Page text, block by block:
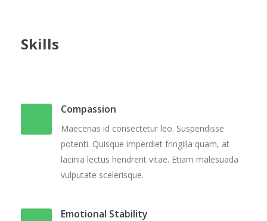
Skills
Compassion
Maecenas id consectetur leo. Suspendisse
potenti. Quisque imperdiet fringilla quam, at
lacinia lectus hendrerit vitae. Etiam malesuada
vulputate scelerisque.
Emotional Stability